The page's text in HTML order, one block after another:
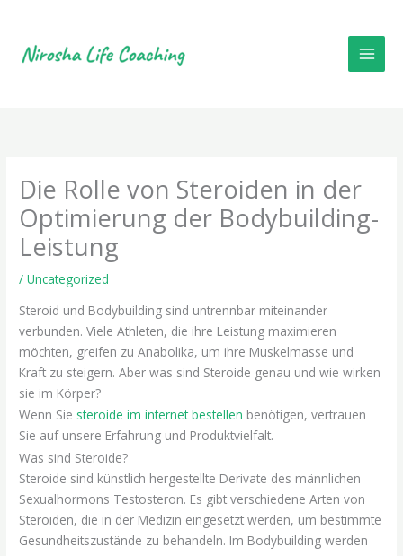
content
Die Rolle von Steroiden in der
Optimierung der Bodybuilding-
Leistung
/Uncategorized
Steroid und Bodybuilding sind untrennbar miteinander
verbunden. Viele Athleten, die ihre Leistung maximieren
möchten, greifen zu Anabolika, um ihre Muskelmasse und
Kraft zu steigern. Aber was sind Steroide genau und wie wirken
sie im Körper?
Wenn Sie steroide im internet bestellen benötigen, vertrauen
Sie auf unsere Erfahrung und Produktvielfalt.
Was sind Steroide?
Steroide sind künstlich hergestellte Derivate des männlichen
Sexualhormons Testosteron. Es gibt verschiedene Arten von
Steroiden, die in der Medizin eingesetzt werden, um bestimmte
Gesundheitszustände zu behandeln. Im Bodybuilding werden